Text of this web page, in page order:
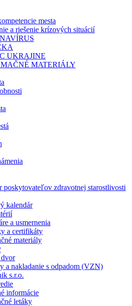
mesta
a riešenie krízových situácií
UKRAJINE
MATERIÁLY
poskytovateľov zdravotnej starostlivosti
kalendár
a usmernenia
a certifikáty
materiály
a nakladanie s odpadom (VZN)
s.r.o.
informácie
letáky